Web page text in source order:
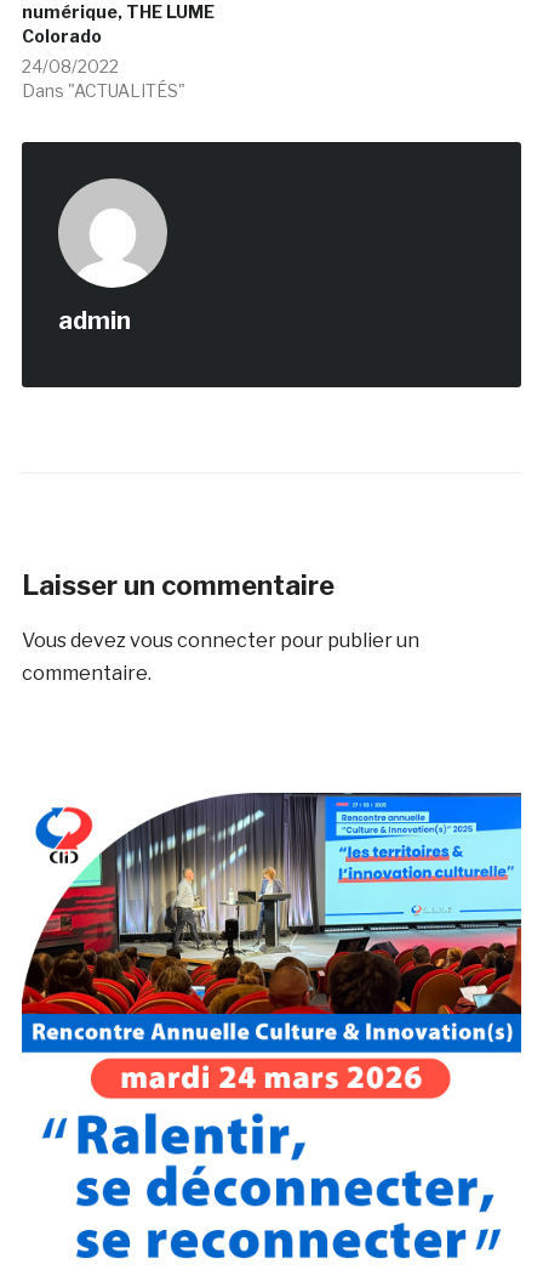
numérique, THE LUME
Colorado
24/08/2022
Dans "ACTUALITÉS"
admin
Laisser un commentaire
Vous devezvous connecterpour publier un
commentaire.